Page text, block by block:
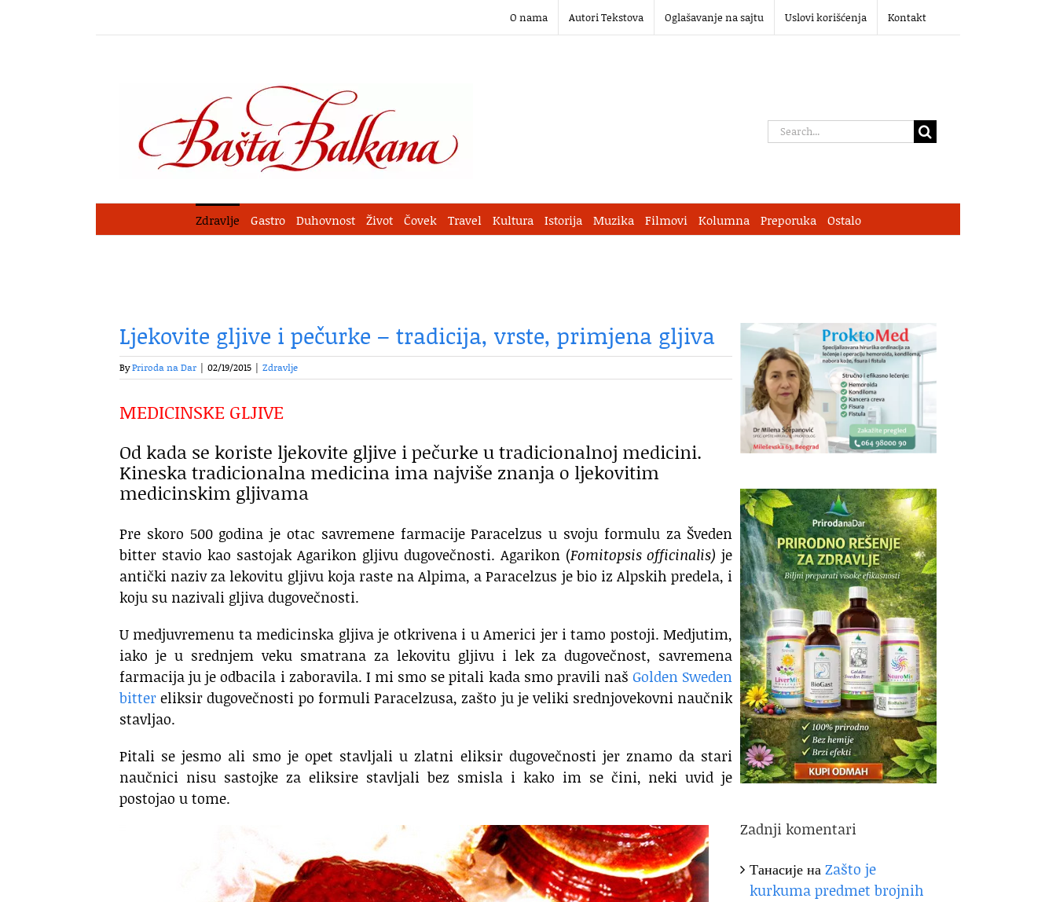
O nama Autori Tekstova Oglašavanje na sajtu Uslovi korišćenja Kontakt
Search
Zdravlje Gastro Duhovnost Život Čovek Travel Kultura Istorija Muzika Filmovi Kolumna Preporuka Ostalo
Ljekovite gljive i pečurke – tradicija, vrste, primjena gljiva
ByPriroda na Dar | 02/19/2015 | Zdravlje
MEDICINSKE GLJIVE
Od kada se koriste ljekovite gljive i pečurke u tradicionalnoj medicini.
Kineska tradicionalna medicina ima najviše znanja o ljekovitim
medicinskim gljivama
Pre skoro 500 godina je otac savremene farmacije Paracelzus u svoju formulu za Šveden
bitter stavio kao sastojak Agarikon gljivu dugovečnosti. Agarikon (Fomitopsis officinalis)je
antički naziv za lekovitu gljivu koja raste na Alpima, a Paracelzus je bio iz Alpskih predela, i
koju su nazivali gljiva dugovečnosti.
U medjuvremenu ta medicinska gljiva je otkrivena i u Americi jer i tamo postoji. Medjutim,
iako je u srednjem veku smatrana za lekovitu gljivu i lek za dugovečnost, savremena
farmacija ju je odbacila i zaboravila. I mi smo se pitali kada smo pravili naš Golden Sweden
bittereliksir dugovečnosti po formuli Paracelzusa, zašto ju je veliki srednjovekovni naučnik
stavljao.
Pitali se jesmo ali smo je opet stavljali u zlatni eliksir dugovečnosti jer znamo da stari
naučnici nisu sastojke za eliksire stavljali bez smisla i kako im se čini, neki uvid je
postojao u tome.
Zadnji komentari
ТанасијенаZašto je
kurkuma predmet brojnih